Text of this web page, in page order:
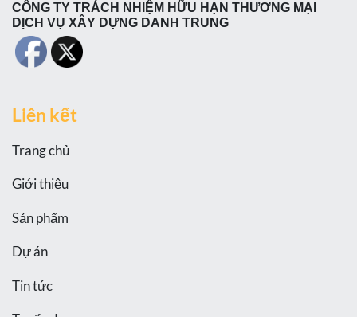
CÔNG TY TRÁCH NHIỆM HỮU HẠN THƯƠNG MẠI
DỊCH VỤ XÂY DỰNG DANH TRUNG
Liên kết
Trang chủ
Giới thiệu
Sản phẩm
Dự án
Tin tức